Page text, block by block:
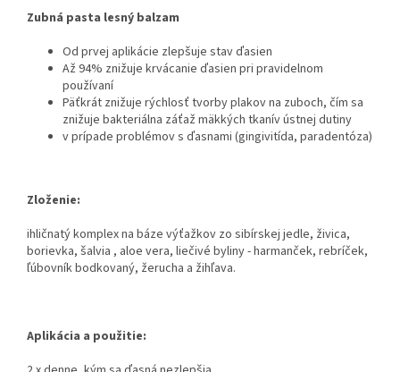
Zubná pasta lesný balzam
Od prvej aplikácie zlepšuje stav ďasien
Až 94% znižuje krvácanie ďasien pri pravidelnom
používaní
Päťkrát znižuje rýchlosť tvorby plakov na zuboch, čím sa
znižuje bakteriálna záťaž mäkkých tkanív ústnej dutiny
v prípade problémov s ďasnami (gingivitída, paradentóza)
Zloženie:
ihličnatý komplex na báze výťažkov zo sibírskej jedle, živica,
borievka, šalvia , aloe vera, liečivé byliny - harmanček, rebríček,
ľúbovník bodkovaný, žerucha a žihľava.
Aplikácia a použitie: